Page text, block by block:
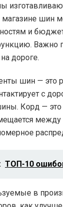
шин
и
Важно
дороге.
шин — это
с
Корд —
ТОП-10
в